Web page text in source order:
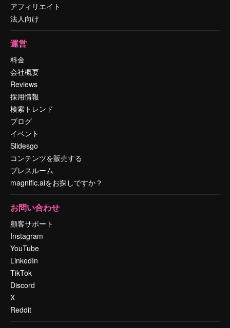
アフィリエイト
法人向け
運営
料金
会社概要
Reviews
採用情報
検索トレンド
ブログ
イベント
Slidesgo
コンテンツを販売する
プレスルーム
magnific.aiをお探しですか？
お問い合わせ
顧客サポート
Instagram
YouTube
LinkedIn
TikTok
Discord
X
Reddit